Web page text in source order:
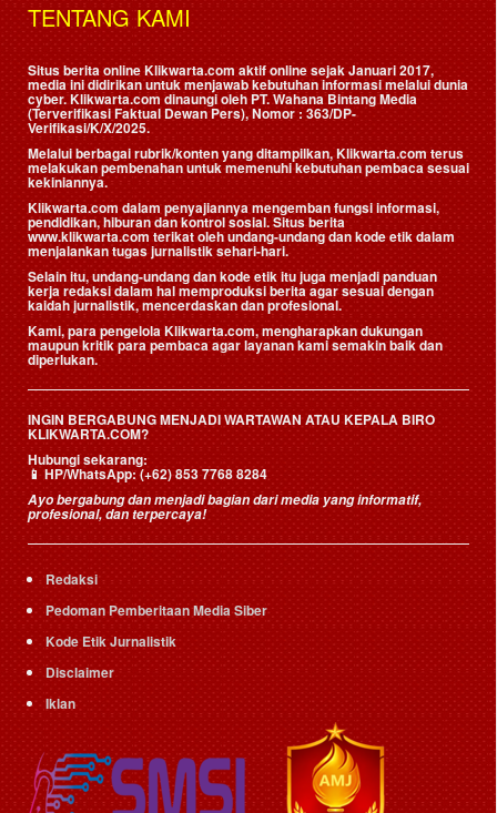
TENTANG KAMI
Situs berita online Klikwarta.com aktif online sejak Januari 2017,
media ini didirikan untuk menjawab kebutuhan informasi melalui dunia
cyber. Klikwarta.com dinaungi oleh PT. Wahana Bintang Media
(Terverifikasi Faktual Dewan Pers), Nomor : 363/DP-
Verifikasi/K/X/2025.
Melalui berbagai rubrik/konten yang ditampilkan, Klikwarta.com terus
melakukan pembenahan untuk memenuhi kebutuhan pembaca sesuai
kekiniannya.
Klikwarta.com dalam penyajiannya mengemban fungsi informasi,
pendidikan, hiburan dan kontrol sosial. Situs berita
www.klikwarta.com terikat oleh undang-undang dan kode etik dalam
menjalankan tugas jurnalistik sehari-hari.
Selain itu, undang-undang dan kode etik itu juga menjadi panduan
kerja redaksi dalam hal memproduksi berita agar sesuai dengan
kaidah jurnalistik, mencerdaskan dan profesional.
Kami, para pengelola Klikwarta.com, mengharapkan dukungan
maupun kritik para pembaca agar layanan kami semakin baik dan
diperlukan.
INGIN BERGABUNG MENJADI WARTAWAN ATAU KEPALA BIRO
KLIKWARTA.COM?
Hubungi sekarang:
📱HP/WhatsApp:(+62) 853 7768 8284
Ayo bergabung dan menjadi bagian dari media yang informatif,
profesional, dan terpercaya!
Redaksi
Pedoman Pemberitaan Media Siber
Kode Etik Jurnalistik
Disclaimer
Iklan